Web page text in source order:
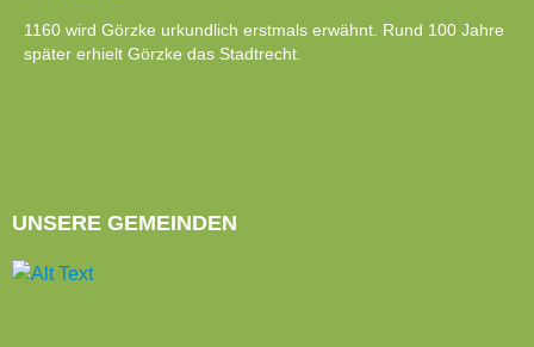
1160 wird Görzke urkundlich erstmals erwähnt. Rund 100 Jahre
später erhielt Görzke das Stadtrecht.
UNSERE GEMEINDEN